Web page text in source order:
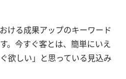
ける成果アップのキーワード
。今すぐ客とは、簡単にいえ
欲しい」と思っている見込み